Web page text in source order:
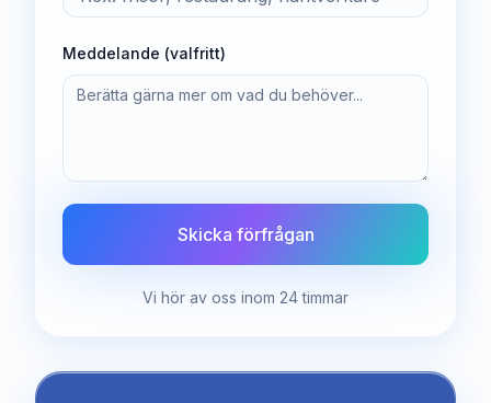
Meddelande (valfritt)
Skicka förfrågan
Vi hör av oss inom 24 timmar